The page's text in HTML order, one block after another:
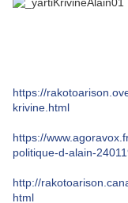
https://
krivine.html
https://
politique-d-alain-
http://
html